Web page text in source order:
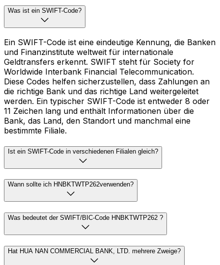
Was ist ein SWIFT-Code?
Ein SWIFT-Code ist eine eindeutige Kennung, die Banken
und Finanzinstitute weltweit für internationale
Geldtransfers erkennt. SWIFT steht für Society for
Worldwide Interbank Financial Telecommunication.
Diese Codes helfen sicherzustellen, dass Zahlungen an
die richtige Bank und das richtige Land weitergeleitet
werden. Ein typischer SWIFT-Code ist entweder 8 oder
11 Zeichen lang und enthält Informationen über die
Bank, das Land, den Standort und manchmal eine
bestimmte Filiale.
Ist ein SWIFT-Code in verschiedenen Filialen gleich?
Wann sollte ich HNBKTWTP262verwenden?
Was bedeutet der SWIFT/BIC-Code HNBKTWTP262 ?
Hat HUA NAN COMMERCIAL BANK, LTD. mehrere Zweige?